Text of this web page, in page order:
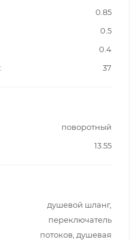
0.85
0.5
0.4
37
поворотный
13.55
душевой шланг,
переключатель
потоков, душевая